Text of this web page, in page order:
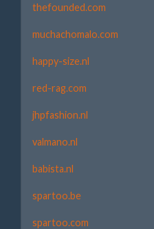
thefounded.com
muchachomalo.com
happy-size.nl
red-rag.com
jhpfashion.nl
valmano.nl
babista.nl
spartoo.be
spartoo.com